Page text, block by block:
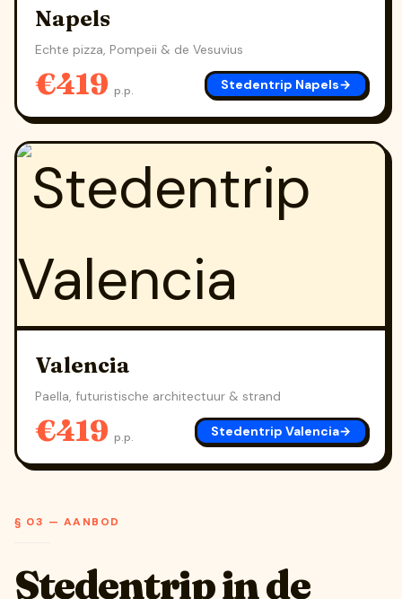
Napels
Echte pizza, Pompeii & de Vesuvius
€419 p.p. Stedentrip Napels→
Valencia
Paella, futuristische architectuur & strand
€419 p.p. Stedentrip Valencia→
§ 03 — AANBOD
Stedentrip in de